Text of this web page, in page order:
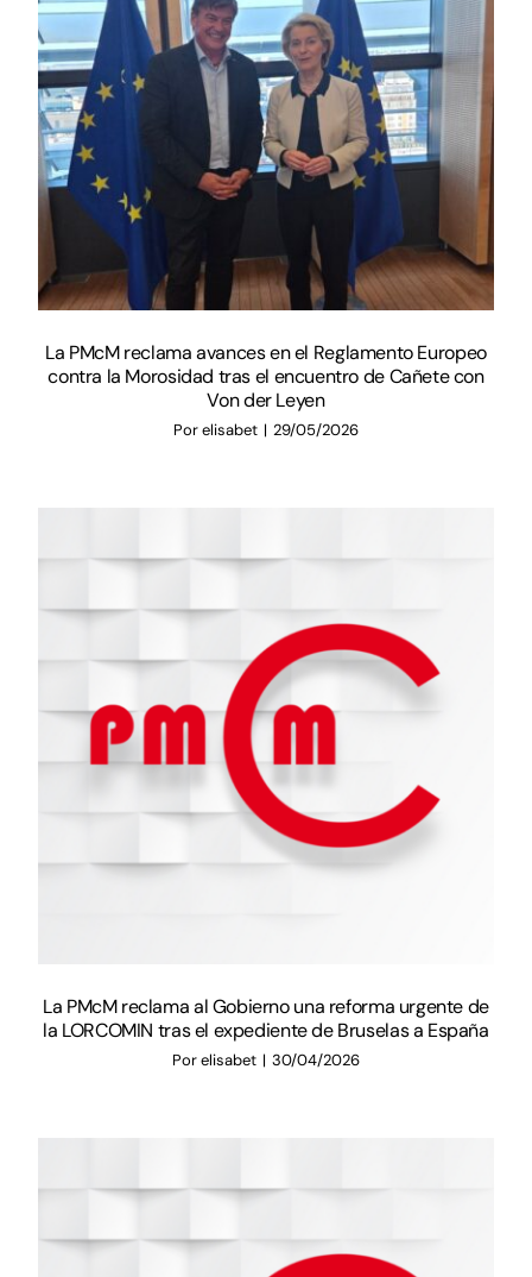
La PMcM reclama avances en el Reglamento Europeo
contra la Morosidad tras el encuentro de Cañete con
Von der Leyen
Porelisabet | 29/05/2026
La PMcM reclama al Gobierno una reforma urgente de
la LORCOMIN tras el expediente de Bruselas a España
Porelisabet | 30/04/2026